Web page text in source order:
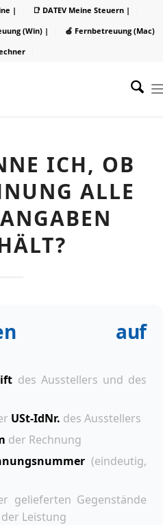
|
📑 DATEV Meine Steuern |
(Win) |
🍏 Fernbetreuung (Mac)
ICH, OB
ALLE
auf
des Ausstellers und des
USt-IdNr. des Ausstellers
der Rechnung
(eindeutig,
gelieferten Gegenstände
der Leistung